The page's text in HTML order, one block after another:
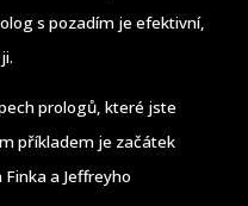
s pozadím je efektivní,
prologů, které jste
příkladem je začátek
Finka a Jeffreyho